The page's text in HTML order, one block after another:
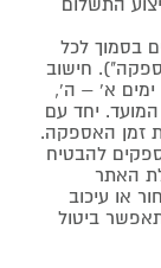
בסמוך לכל
חישוב
ימים א' – ה',
יחד עם
זמן האספקה.
להבטיח
האתר
או עיכוב
ביטול